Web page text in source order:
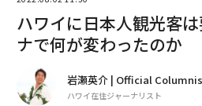
ハワイに日本人観光客
ナで何が変わったのか
岩瀬英介 | Official
ハワイ在住ジャーナリスト